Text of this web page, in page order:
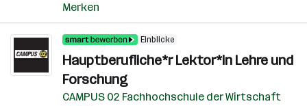
Merken
Einblicke
Hauptberufliche*r Lektor*in Lehre und
Forschung
CAMPUS 02 Fachhochschule der Wirtschaft